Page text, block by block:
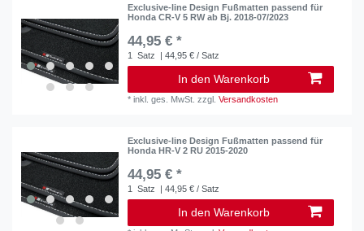
Exclusive-line Design Fußmatten passend für
Honda CR-V 5 RW ab Bj. 2018-07/2023
44,95 € *
1 Satz | 44,95 € / Satz
In den Warenkorb
*inkl. ges. MwSt. zzgl.Versandkosten
Exclusive-line Design Fußmatten passend für
Honda HR-V 2 RU 2015-2020
44,95 € *
1 Satz | 44,95 € / Satz
In den Warenkorb